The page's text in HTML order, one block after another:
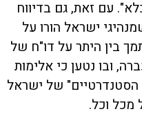
עם זאת, גם בדיווח
ישראל הורו על
בין היתר על דו"ח של
ובו נטען כי אלימות
הסטנדרטיים" של ישראל
וכל.